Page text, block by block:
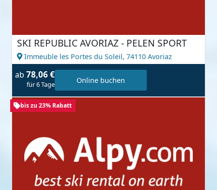
SKI REPUBLIC AVORIAZ - PELEN SPORT
Immeuble les Portes du Soleil, 74110 Avoriaz
ab 78,06 €
für 6 Tage Online buchen
bis zu 23% Rabatt